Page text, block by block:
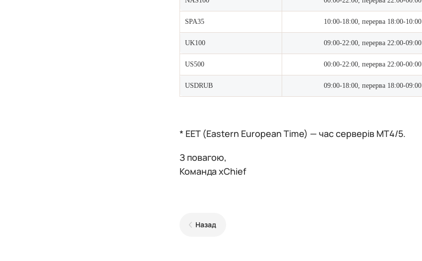
SPA35 10:00-18:00, перерва 18:00-10:00
UK100 09:00-22:00, перерва 22:00-09:00
US500 00:00-22:00, перерва 22:00-00:00
USDRUB 09:00-18:00, перерва 18:00-09:00
* EET (Eastern European Time) — час серверів МТ4/5.
З повагою,
Команда xChief
Назад